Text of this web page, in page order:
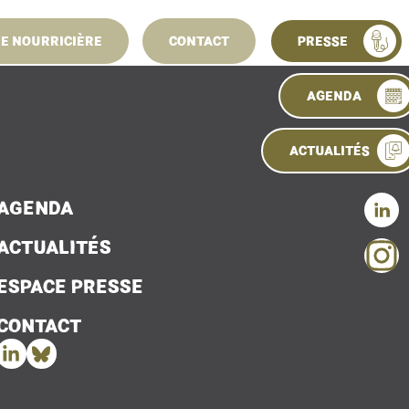
NOURRICIÈRE CONTACT PRESSE
AGENDA
ACTUALITÉS
11 mars 2025
Conseil
PRESSE